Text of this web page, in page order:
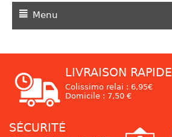
Menu
LIVRAISON RAPIDE
Colissimo relai : 6,95€
Domicile : 7,50 €
SÉCURITÉ